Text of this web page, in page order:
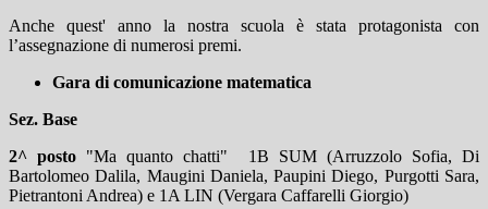
Anche quest' anno la nostra scuola è stata protagonista con
l’assegnazione di numerosi premi.
Gara di comunicazione matematica
Sez. Base
2^ posto "Ma quanto chatti"
1B SUM (Arruzzolo Sofia, Di
Bartolomeo Dalila, Maugini Daniela, Paupini Diego, Purgotti Sara,
Pietrantoni Andrea) e 1A LIN (Vergara Caffarelli Giorgio)